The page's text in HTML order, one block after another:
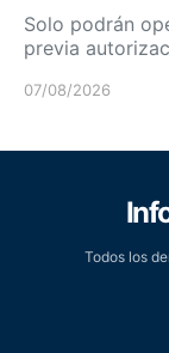
Solo podrán
previa
07/08/2026
Todos los